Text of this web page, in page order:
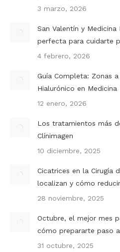
3 marzo, 2026
San Valentín y
perfecta para cuidarte
4 febrero, 2026
Guía Completa: Zonas
Hialurónico en Medicina
12 enero, 2026
Los tratamientos más
Clínimagen
10 diciembre, 2025
Cicatrices en la Cirugía
localizan y cómo
28 noviembre, 2025
Octubre, el mejor mes
cómo prepararte paso
31 octubre, 2025